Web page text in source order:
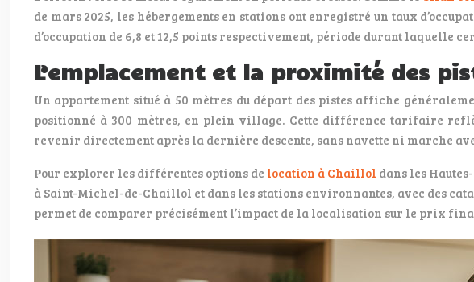
de mars 2025, les hébergements en stations ont enregistré un taux
d’occupation de 6,8 et 12,5 points respectivement, période durant
L’emplacement et la proximité des
Un appartement situé à 50 mètres du départ des pistes affiche
positionné à 300 mètres, en plein village. Cette différence tarifaire
revenir directement après la dernière descente, sans navette ni marche
Pour explorer les différentes options de location à Chaillol dans les
à Saint-Michel-de-Chaillol et dans les stations environnantes, avec des
permet de comparer précisément l’impact de la localisation sur le prix